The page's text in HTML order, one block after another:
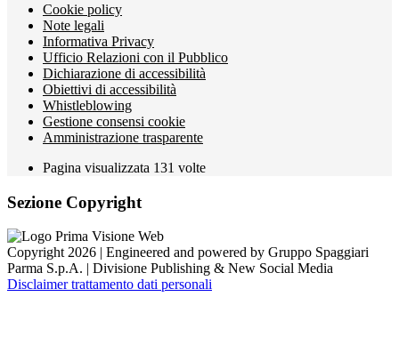
Cookie policy
Note legali
Informativa Privacy
Ufficio Relazioni con il Pubblico
Dichiarazione di accessibilità
Obiettivi di accessibilità
Whistleblowing
Gestione consensi cookie
Amministrazione trasparente
Pagina visualizzata 131 volte
Sezione Copyright
Copyright 2026 | Engineered and powered by Gruppo Spaggiari
Parma S.p.A. | Divisione Publishing & New Social Media
Disclaimer trattamento dati personali